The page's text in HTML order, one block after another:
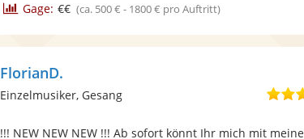
Gage: €€ (ca. 500 € - 1800 € pro Auftritt)
FlorianD.
Einzelmusiker, Gesang
!!! NEW NEW NEW !!! Ab sofort könnt Ihr mich mit